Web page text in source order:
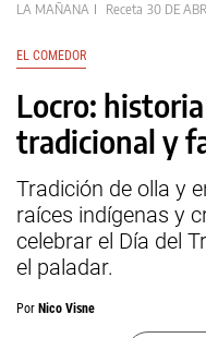
LA MAÑANA Receta 30 DE
EL COMEDOR
Locro:
tradicional y
Tradición de olla y
raíces indígenas y
celebrar el Día del
el paladar.
Por Nico Visne